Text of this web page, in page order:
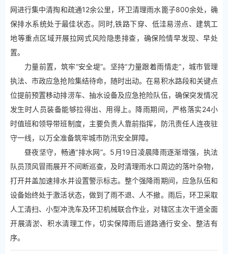
网进行集中清掏和疏通12余公里，环卫清理雨水篦子800余处，确
保排水系统处于最佳状态。同时,铁路下穿、低洼易涝点、建筑工
地等重点区域开展拉网式风险隐患排查，确保险情早发现、早处
置。
力量前置，筑牢“安全堤”。坚持“力量跟着雨情走”，城市管理
执法、市政应急抢险集结待命，随时出动。在易积水路段和关键点
位提前预置移动排涝车、抽水设备及应急抢险队伍，确保突发情况
发生时人员装备能够拉得出、用得上。降雨期间，严格落实24小
时值班和领导带班制度，主要负责人靠前指挥，防汛责任人连夜驻
守一线，以万全准备筑牢城市防汛安全屏障。
昼夜坚守，畅通“排水网”。5月19日凌晨降雨逐渐增强，执法
队员顶风冒雨展开不间断巡查，及时清理雨水口周边的落叶杂物，
打开井盖加速排水并设置警示标志。整个强降雨期间，应急队伍和
设备始终处于激活状态，做到了雨不退、人不撤。雨后，环卫采取
人工清扫、小型冲洗车及环卫机械联合作业，对辖区主次干道全面
开展清淤、积水清理工作，切实保障雨后道路通行安全、整洁有
序。